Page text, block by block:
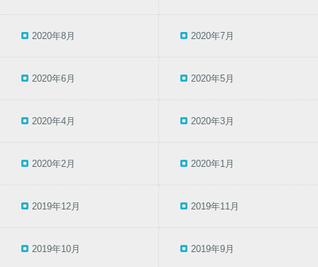
2020年8月 2020年7月
2020年6月 2020年5月
2020年4月 2020年3月
2020年2月 2020年1月
2019年12月 2019年11月
2019年10月 2019年9月